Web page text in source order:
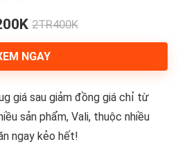
2TR400K
NGAY
giá sau giảm đồng giá chỉ từ
sản phẩm, Vali, thuộc nhiều
ngay kẻo hết!